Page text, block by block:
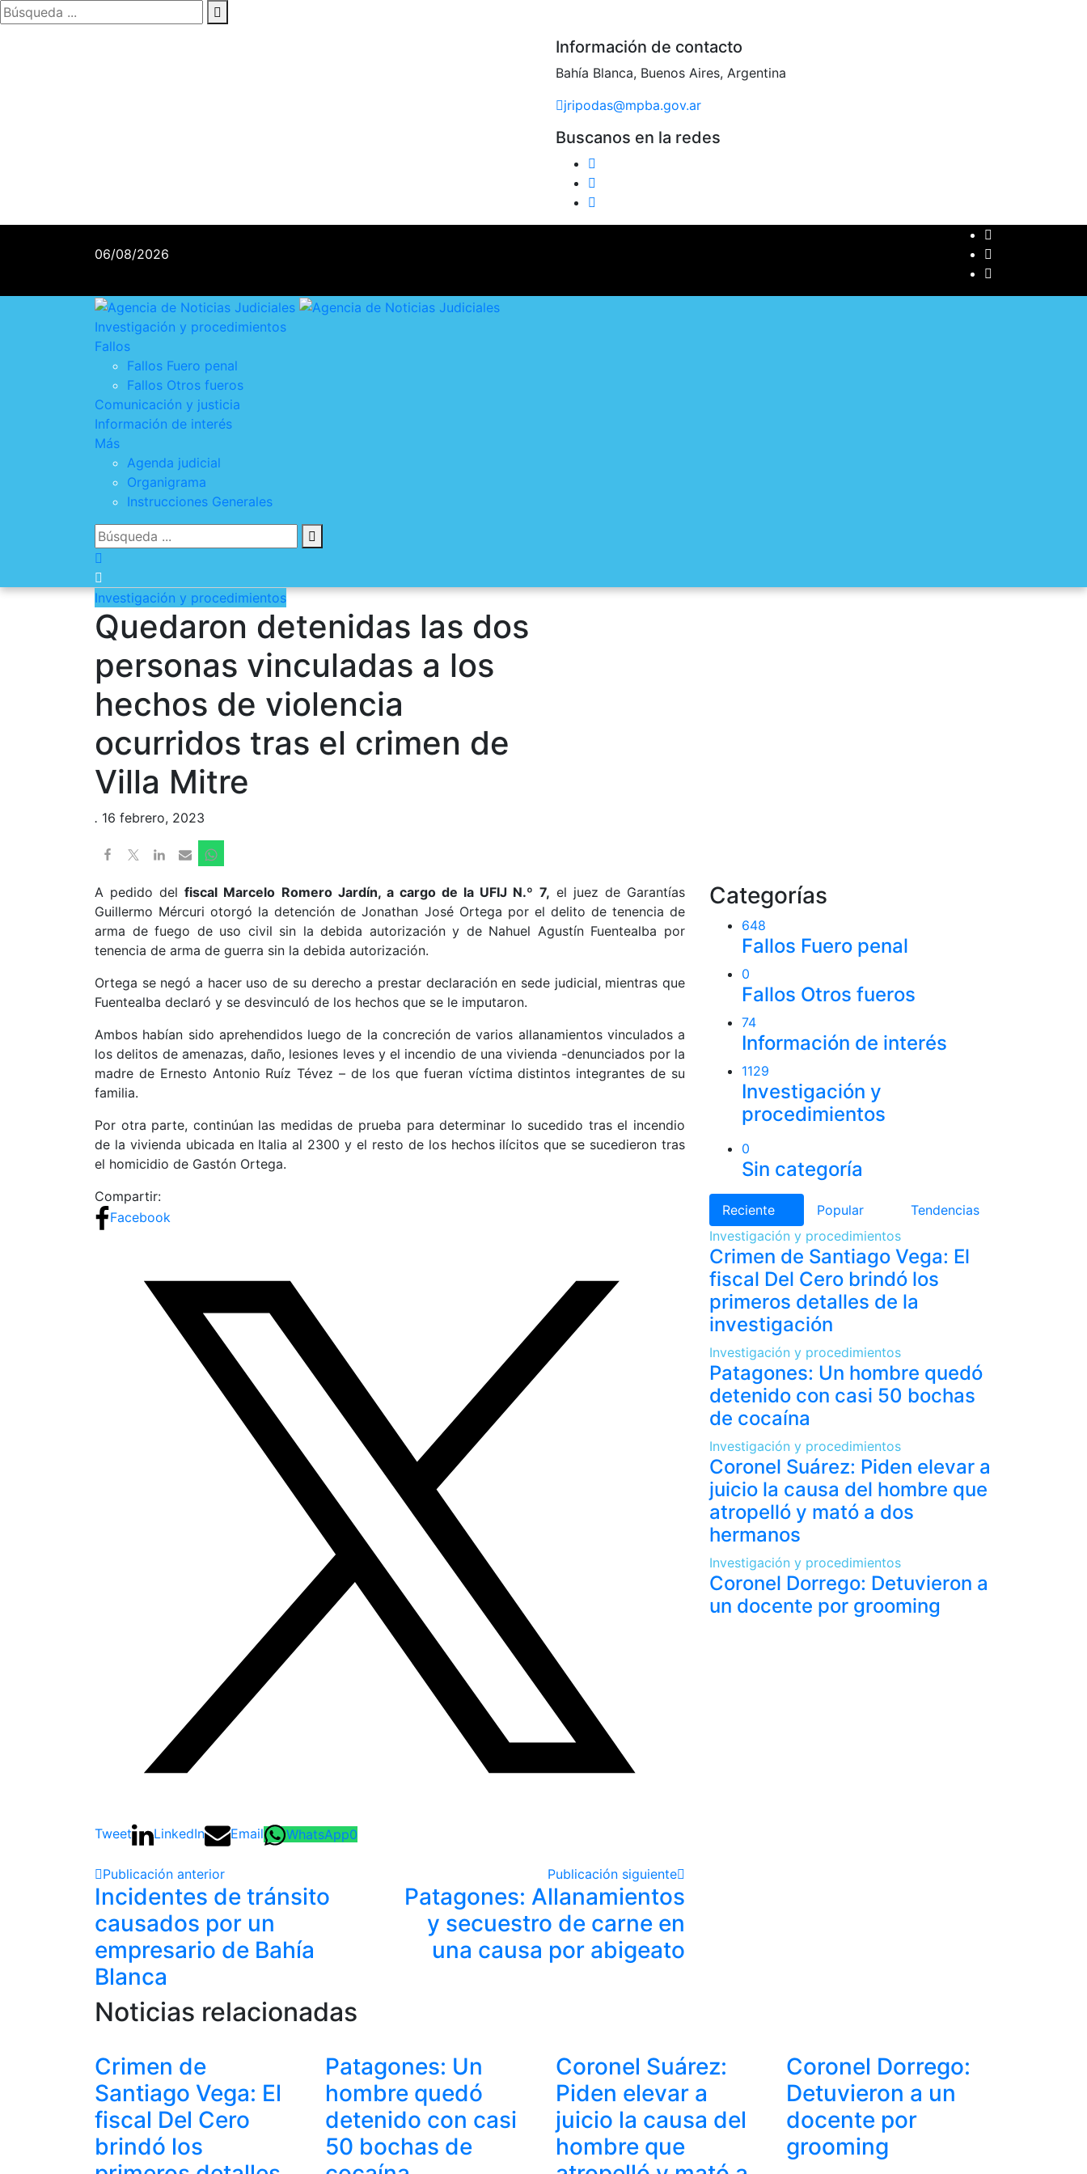
Información de contacto
Bahía Blanca, Buenos Aires, Argentina
jripodas@mpba.gov.ar
Buscanos en la redes
06/08/2026
Investigación y procedimientos
Fallos
Fallos Fuero penal
Fallos Otros fueros
Comunicación y justicia
Información de interés
Más
Agenda judicial
Organigrama
Instrucciones Generales
Investigación y procedimientos
Quedaron detenidas las dos
personas vinculadas a los
hechos de violencia
ocurridos tras el crimen de
Villa Mitre
. 16 febrero, 2023
A pedido delfiscal Marcelo Romero Jardín, a cargo de la UFIJ N.º 7, el juez de Garantías
Guillermo Mércuri otorgó la detención de Jonathan José Ortega por el delito de tenencia de
arma de fuego de uso civil sin la debida autorización y de Nahuel Agustín Fuentealba por
tenencia de arma de guerra sin la debida autorización.
Ortega se negó a hacer uso de su derecho a prestar declaración en sede judicial, mientras que
Fuentealba declaró y se desvinculó de los hechos que se le imputaron.
Ambos habían sido aprehendidos luego de la concreción de varios allanamientos vinculados a
los delitos de amenazas, daño, lesiones leves y el incendio de una vivienda -denunciados por la
madre de Ernesto Antonio Ruíz Tévez – de los que fueran víctima distintos integrantes de su
familia.
Por otra parte, continúan las medidas de prueba para determinar lo sucedido tras el incendio
de la vivienda ubicada en Italia al 2300 y el resto de los hechos ilícitos que se sucedieron tras
el homicidio de Gastón Ortega.
Compartir:
Facebook
Tweet LinkedIn Email WhatsApp0
Publicación anterior
Incidentes de tránsito
causados por un
empresario de Bahía
Blanca
Publicación siguiente
Patagones: Allanamientos
y secuestro de carne en
una causa por abigeato
Categorías
648
Fallos Fuero penal
0
Fallos Otros fueros
74
Información de interés
1129
Investigación y
procedimientos
0
Sin categoría
Reciente Popular
Tendencias
Investigación y procedimientos
Crimen de Santiago Vega: El
fiscal Del Cero brindó los
primeros detalles de la
investigación
Investigación y procedimientos
Patagones: Un hombre quedó
detenido con casi 50 bochas
de cocaína
Investigación y procedimientos
Coronel Suárez: Piden elevar a
juicio la causa del hombre que
atropelló y mató a dos
hermanos
Investigación y procedimientos
Coronel Dorrego: Detuvieron a
un docente por grooming
Noticias relacionadas
Crimen de
Santiago Vega: El
fiscal Del Cero
brindó los
Patagones: Un
hombre quedó
detenido con casi
50 bochas de
Coronel Suárez:
Piden elevar a
juicio la causa del
hombre que
Coronel Dorrego:
Detuvieron a un
docente por
grooming